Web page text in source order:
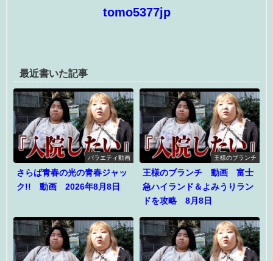
tomo5377jp
最近書いた記事
バラエティ動画
さらば青春の光の青春ジャッ
ク!! 動画 2026年8月8日
王様のブランチ
王様のブランチ 動画 富士
急ハイランド＆よみうりラン
ドを攻略 8月8日